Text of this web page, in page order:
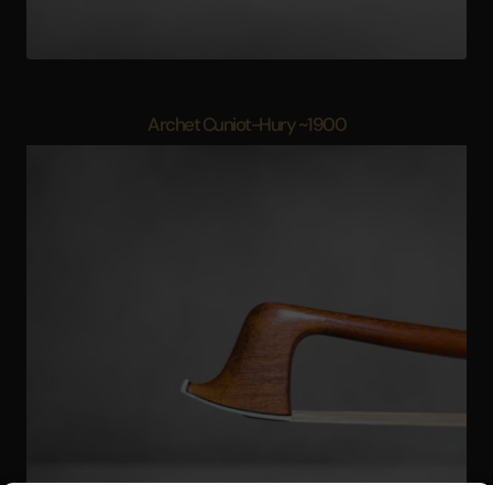
Archet Cuniot-Hury ~1900